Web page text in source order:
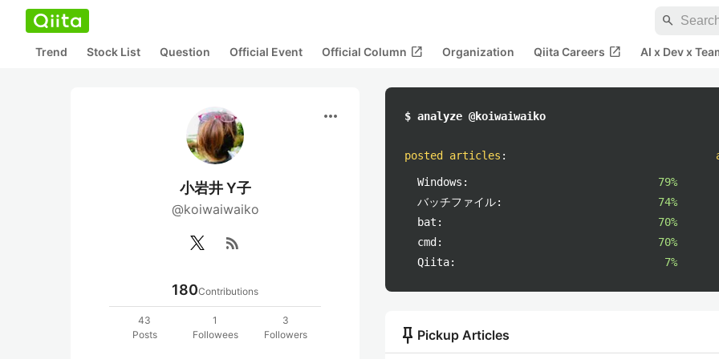
search
Trend Stock List Question Official Event Official Column open_in_new Organization Qiita Careers open_in_new AI x Dev x
more_horiz
小岩井 Y子
@koiwaiwaiko
rss_feed
180Contributions
43
Posts
1
Followees
3
Followers
$ analyze @koiwaiwaiko
posted articles :
Windows:
79%
バッチファイル:
74%
bat:
70%
cmd:
70%
Qiita:
7%
push_pin Pickup Articles